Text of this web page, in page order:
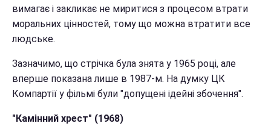
вимагає і закликає не миритися з процесом втрати
моральних цінностей, тому що можна втратити все
людське.
Зазначимо, що стрічка була знята у 1965 році, але
вперше показана лише в 1987-м. На думку ЦК
Компартії у фільмі були "допущені ідейні збочення".
"Камінний хрест" (1968)